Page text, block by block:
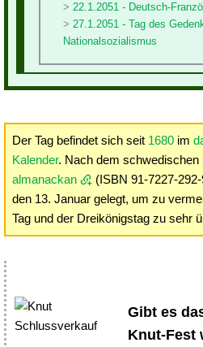
22.1.2051 - Deutsch-
27.1.2051 - Tag des
Nationalsozialismus
Der Tag befindet sich seit 1680 im
Kalender. Nach dem schwedischen
almanackan
(ISBN 91-7227-
den 13. Januar gelegt, um zu
Tag und der Dreikönigstag zu sehr
Gibt es
Knut-Fest